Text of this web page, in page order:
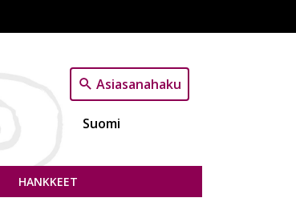
Asiasanahaku
Suomi
HANKKEET